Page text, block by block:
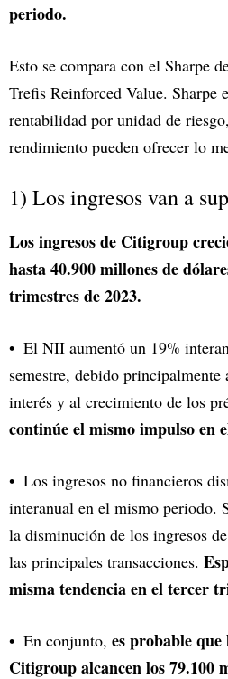
periodo.
Esto se compara con el Sharpe
Trefis Reinforced Value. Sharpe
rentabilidad por unidad de
rendimiento pueden ofrecer lo
1) Los ingresos van a
Los ingresos de Citigroup
hasta 40.900 millones de
trimestres de 2023.
El NII aumentó un 19%
semestre, debido principalmente
interés y al crecimiento de los
continúe el mismo impulso en
Los ingresos no financieros
interanual en el mismo periodo.
la disminución de los ingresos
las principales transacciones.
misma tendencia en el tercer
En conjunto, es probable que
Citigroup alcancen los 79.100